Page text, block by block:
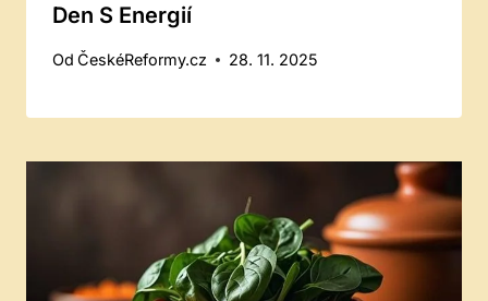
Den S Energií
Od ČeskéReformy.cz 28. 11. 2025